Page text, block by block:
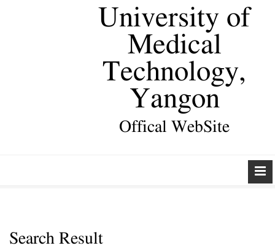
University of
Medical
Technology,
Yangon
Offical WebSite
Search Result